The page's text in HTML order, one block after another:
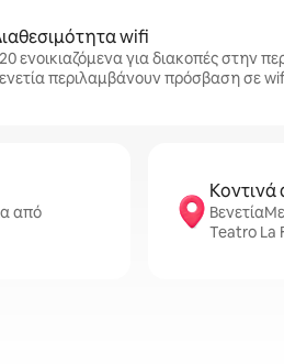
wifi
ενοικιαζόμενα για διακοπές στην
περιλαμβάνουν πρόσβαση σε
από
Κοντινά
Teatro La